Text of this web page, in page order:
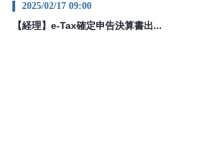
2025/02/17 09:00
【経理】e-Tax確定申告決算書出...